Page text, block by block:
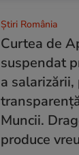
Știri România
Curtea de
suspendat
a salarizării,
Muncii.
produce